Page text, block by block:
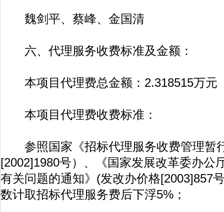
魏剑平、蔡峰、金国清
六、代理服务收费标准及金额：
本项目代理费总金额：2.318515万元
本项目代理费收费标准：
参照国家《招标代理服务收费管理暂
[2002]1980号）、《国家发展改革委办公
有关问题的通知》(发改办价格[2003]857
数计取招标代理服务费后下浮5%；